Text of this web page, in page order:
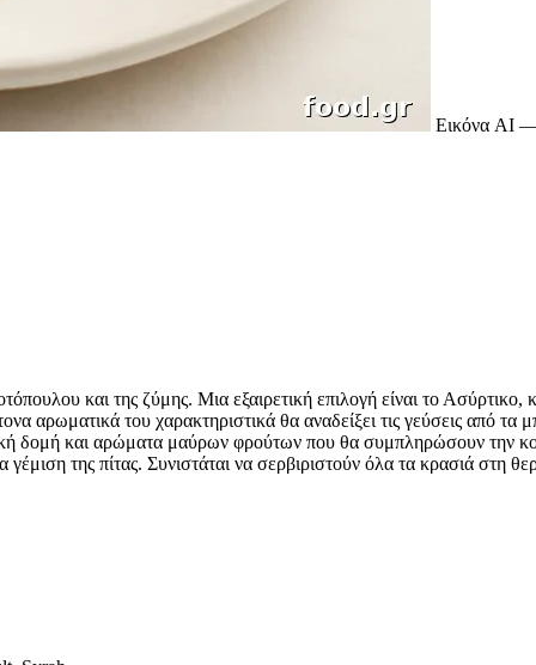
Εικόνα AI —
και της ζύμης. Μια εξαιρετική επιλογή είναι το
αρωματικά του χαρακτηριστικά θα αναδείξει τις γεύσεις από τα
δομή και αρώματα μαύρων φρούτων που θα συμπληρώσουν την
της πίτας. Συνιστάται να σερβιριστούν όλα τα κρασιά στη